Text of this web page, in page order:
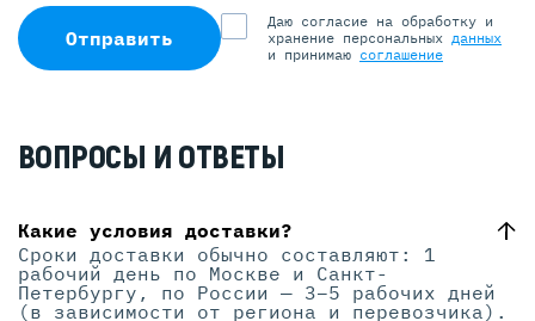
Отправить
Даю согласие на обработку и
хранение персональных данных
и принимаю соглашение
ВОПРОСЫ И ОТВЕТЫ
Какие условия доставки?
Сроки доставки обычно составляют: 1
рабочий день по Москве и Санкт-
Петербургу, по России — 3–5 рабочих дней
(в зависимости от региона и перевозчика).